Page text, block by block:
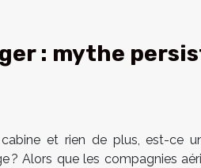
: mythe
et rien de plus, est-ce
? Alors que les compagnies